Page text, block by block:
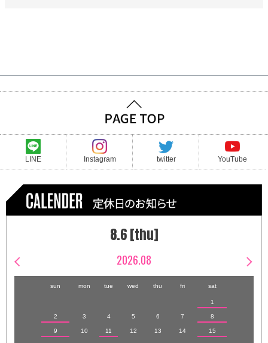
LINE Instagram twitter YouTube
8.6 [thu]
2026.08
sun mon tue wed thu fri sat
1
2 3 4 5 6 7 8
9 10 11 12 13 14 15